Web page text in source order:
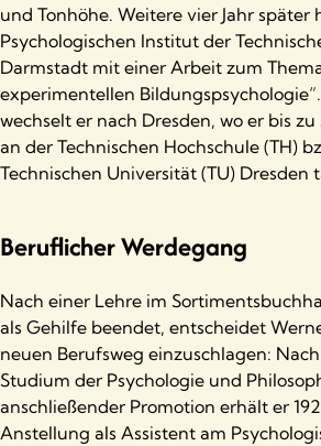
und Tonhöhe. Weitere vier Jahr später
Psychologischen Institut der
Darmstadt mit einer Arbeit zum
experimentellen
wechselt er nach Dresden, wo er bis
an der Technischen Hochschule (TH)
Technischen Universität (TU) Dresden
Beruflicher Werdegang
Nach einer Lehre im
als Gehilfe beendet, entscheidet
neuen Berufsweg einzuschlagen:
Studium der Psychologie und
anschließender Promotion erhält er
Anstellung als Assistent am